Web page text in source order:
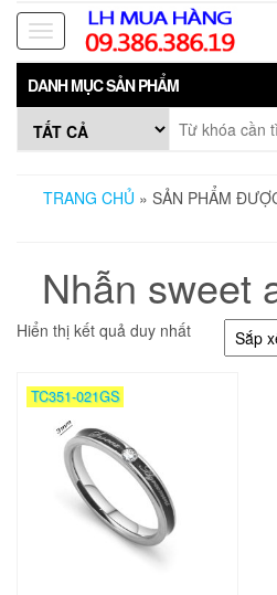
Skip
the
content
Toggle
navigation
DANH MỤC SẢN PHẨM
TRANG CHỦ » SẢN PHẨM
Nhẫn sweet
Hiển thị kết quả duy nhất
TC351-021GS